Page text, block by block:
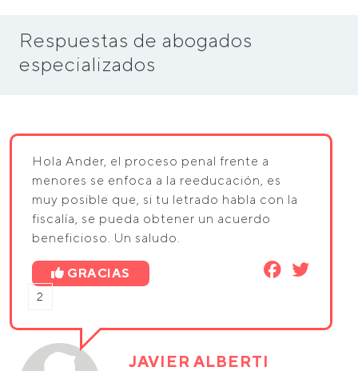
Respuestas de abogados
especializados
Hola Ander, el proceso penal frente a
menores se enfoca a la reeducación, es
muy posible que, si tu letrado habla con la
fiscalía, se pueda obtener un acuerdo
beneficioso. Un saludo.
GRACIAS
2
JAVIER ALBERTI